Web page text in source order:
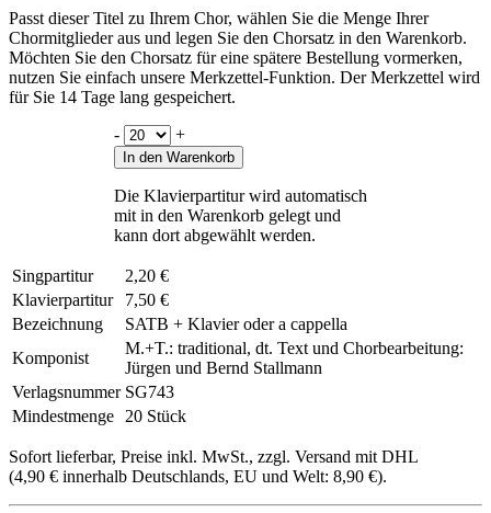
Passt dieser Titel zu Ihrem Chor, wählen Sie die Menge Ihrer
Chormitglieder aus und legen Sie den Chorsatz in den Warenkorb.
Möchten Sie den Chorsatz für eine spätere Bestellung vormerken,
nutzen Sie einfach unsere Merkzettel-Funktion. Der Merkzettel wird
für Sie 14 Tage lang gespeichert.
-
+
In den Warenkorb
Die Klavierpartitur wird automatisch
mit in den Warenkorb gelegt und
kann dort abgewählt werden.
Singpartitur
2,20 €
Klavierpartitur
7,50 €
Bezeichnung
SATB + Klavier oder a cappella
Komponist
M.+T.: traditional, dt. Text und Chorbearbeitung:
Jürgen und Bernd Stallmann
Verlagsnummer SG743
Mindestmenge
20 Stück
Sofort lieferbar, Preise inkl. MwSt., zzgl. Versand mit DHL
(4,90 € innerhalb Deutschlands, EU und Welt: 8,90 €).